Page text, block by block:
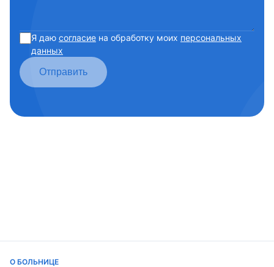
Я даю согласие на обработку моих персональных
данных
Отправить
О БОЛЬНИЦЕ